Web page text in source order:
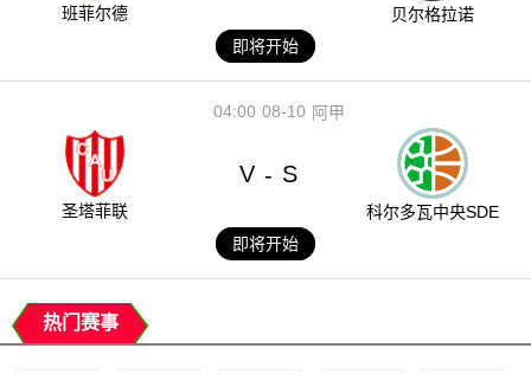
班菲尔德
贝尔格拉诺
即将开始
08-10
04:00 阿甲
圣塔菲联
V - S
科尔多瓦中央SDE
即将开始
热门赛事